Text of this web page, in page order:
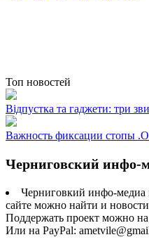
Топ новостей
Відпустка та гаджети: три
Важность фиксации стопы
Черниговский инфо-
Черниговкий инфо-медиа
сайте можно найти и
Поддержать проект можно
Или на PayPal: